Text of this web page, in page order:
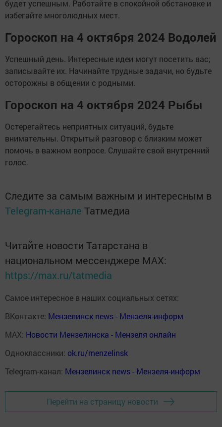
будет успешным. Работайте в спокойной обстановке и
избегайте многолюдных мест.
Гороскоп на 4 октября 2024 Водолей
Успешный день. Интересные идеи могут посетить вас;
записывайте их. Начинайте трудные задачи, но будьте
осторожны в общении с родными.
Гороскоп на 4 октября 2024 Рыбы
Остерегайтесь неприятных ситуаций, будьте
внимательны. Открытый разговор с близким может
помочь в важном вопросе. Слушайте свой внутренний
голос.
Следите за самым важным и интересным в
Telegram-канале Татмедиа
Читайте новости Татарстана в
национальном мессенджере MАХ:
https://max.ru/tatmedia
Самое интересное в наших социальных сетях:
ВКонтакте: Мензелинск news - Мензеля-информ
MAX: Новости Мензелинска - Мензеля онлайн
Одноклассники: ok.ru/menzelinsk
Telegram-канал: Мензелинск news - Мензеля-информ
Перейти на страницу новости